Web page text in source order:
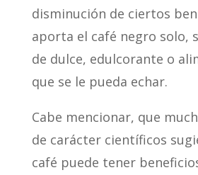
disminución de ciertos
aporta el café negro solo,
de dulce, edulcorante o
que se le pueda echar.
Cabe mencionar, que
de carácter científicos
café puede tener